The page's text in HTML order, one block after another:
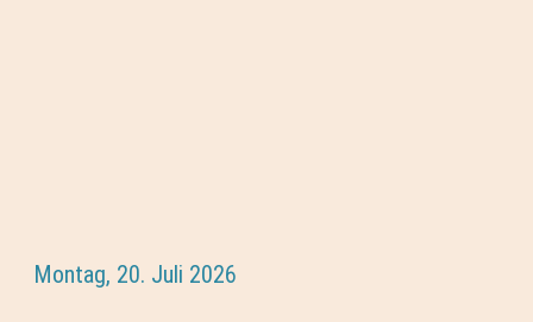
Montag, 20. Juli 2026